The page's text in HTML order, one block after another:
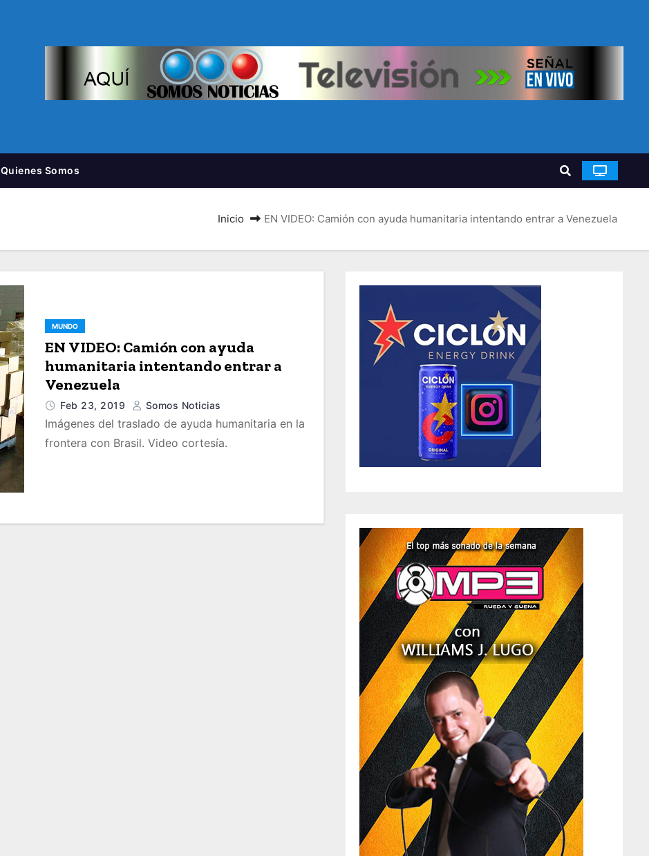
Quienes Somos
Inicio EN VIDEO: Camión con ayuda humanitaria intentando entrar a Venezuela
MUNDO
EN VIDEO: Camión con ayuda
humanitaria intentando entrar a
Venezuela
Feb 23, 2019 Somos Noticias
Imágenes del traslado de ayuda humanitaria en la
frontera con Brasil. Video cortesía.